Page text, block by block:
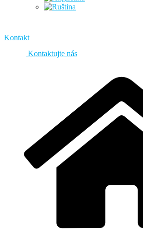
Kontakt
Kontaktujte nás